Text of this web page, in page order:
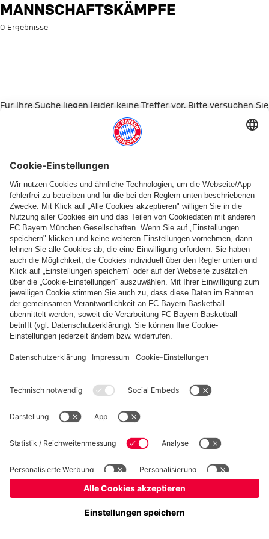
Suche: Mannschaftskämpfe
MANNSCHAFTSKÄMPFE
0 Ergebnisse
Für Ihre Suche liegen leider keine Treffer vor. Bitte versuchen Sie
Zur Startseite
Basketball Frauen Handball Schach Schiedsrichter
Seniorenfußball
Tischtennis
Impressum Datenschutz Nutzungsbedingungen Barrierefreiheit